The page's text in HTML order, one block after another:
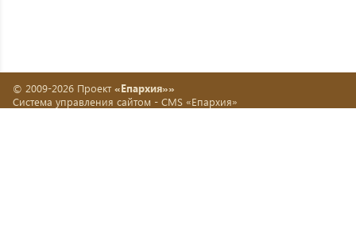
© 2009-2026 Проект «Епархия»»
Система управления сайтом - CMS «Епархия»